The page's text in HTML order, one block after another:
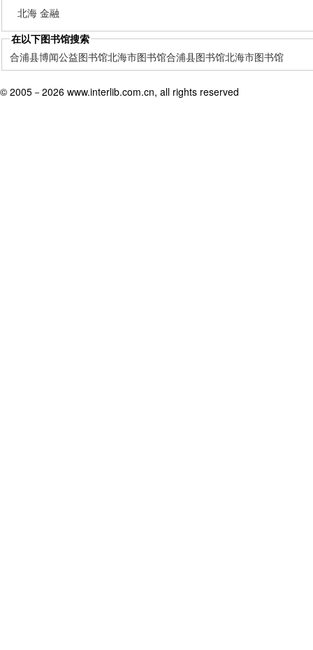
北海 金融
在以下图书馆搜索
合浦县博闻公益图书馆北海市图书馆合浦县图书馆北海市图书馆
© 2005－ 2026 www.interlib.com.cn, all rights reserved